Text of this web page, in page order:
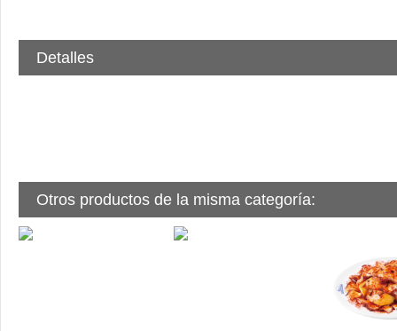
Detalles
Otros productos de la misma categoría: